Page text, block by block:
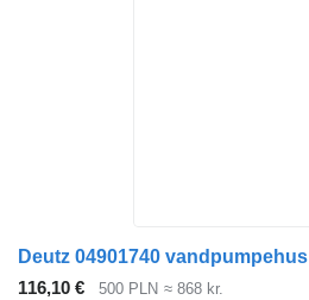
Deutz 04901740 vandpumpehus
116,10 €
500 PLN ≈ 868 kr.